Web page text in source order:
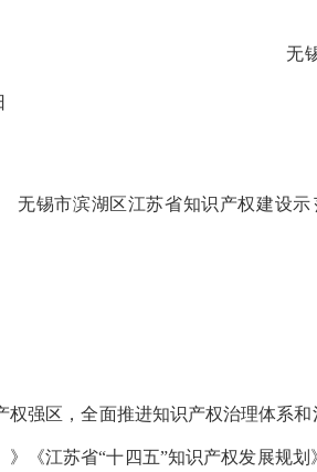
区人
无锡市滨湖区江苏省知识产权建设示
权强区，全面推进知识产权治理体系
》《江苏省“十四五”知识产权发展规